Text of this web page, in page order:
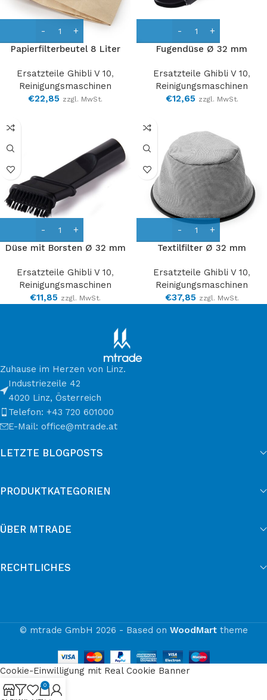
Papierfilterbeutel 8 Liter
Ersatzteile Ghibli V 10,
Reinigungsmaschinen
€22,85 zzgl. MwSt.
Fugendüse Ø 32 mm
Ersatzteile Ghibli V 10,
Reinigungsmaschinen
€12,65 zzgl. MwSt.
Düse mit Borsten Ø 32 mm
Ersatzteile Ghibli V 10,
Reinigungsmaschinen
€11,85 zzgl. MwSt.
Textilfilter Ø 32 mm
Ersatzteile Ghibli V 10,
Reinigungsmaschinen
€37,85 zzgl. MwSt.
Zuhause im Herzen von Linz.
Industriezeile 42
4020 Linz, Österreich
Telefon: +43 720 601000
E-Mail: office@mtrade.at
LETZTE BLOGPOSTS
PRODUKTKATEGORIEN
ÜBER MTRADE
RECHTLICHES
© mtrade GmbH 2026 - Based on WoodMarttheme
0
Cookie-Einwilligung mit Real Cookie Banner